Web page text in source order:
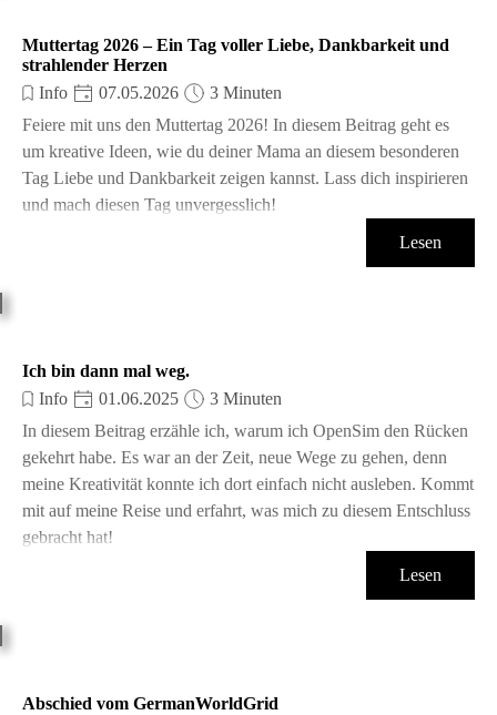
Muttertag 2026 – Ein Tag voller Liebe, Dankbarkeit und
strahlender Herzen
Info
07.05.2026
3 Minuten
Feiere mit uns den Muttertag 2026! In diesem Beitrag geht es
um kreative Ideen, wie du deiner Mama an diesem besonderen
Tag Liebe und Dankbarkeit zeigen kannst. Lass dich inspirieren
und mach diesen Tag unvergesslich!
Lesen
Ich bin dann mal weg.
Info
01.06.2025
3 Minuten
In diesem Beitrag erzähle ich, warum ich OpenSim den Rücken
gekehrt habe. Es war an der Zeit, neue Wege zu gehen, denn
meine Kreativität konnte ich dort einfach nicht ausleben. Kommt
mit auf meine Reise und erfahrt, was mich zu diesem Entschluss
gebracht hat!
Lesen
Abschied vom GermanWorldGrid